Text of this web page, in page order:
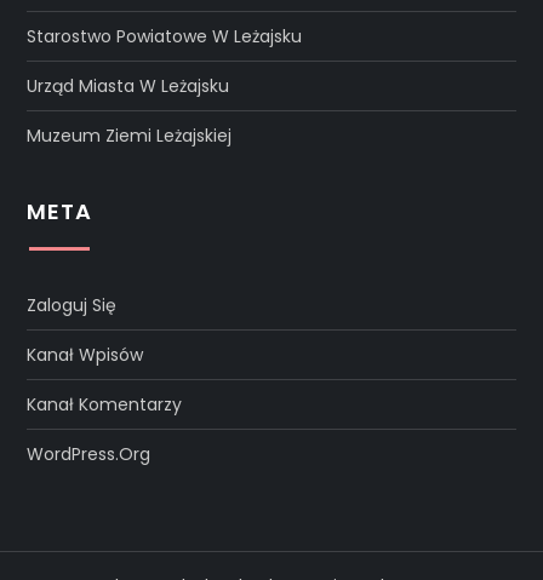
Starostwo Powiatowe W Leżajsku
Urząd Miasta W Leżajsku
Muzeum Ziemi Leżajskiej
META
Zaloguj Się
Kanał Wpisów
Kanał Komentarzy
WordPress.org